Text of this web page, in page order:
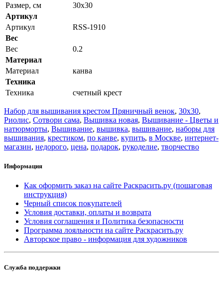
Размер, см
30x30
Артикул
Артикул
RSS-1910
Вес
Вес
0.2
Материал
Материал
канва
Техника
Техника
счетный крест
Набор для вышивания крестом Пряничный венок, 30x30,
Риолис, Сотвори сама, Вышивка новая, Вышивание - Цветы и
натюрморты, Вышивание, вышивка, вышивание, наборы для
вышивания, крестиком, по канве, купить, в Москве, интернет-
магазин, недорого, цена, подарок, рукоделие, творчество
Информация
Как оформить заказ на сайте Раскрасить.ру (пошаговая
инструкция)
Черный список покупателей
Условия доставки, оплаты и возврата
Условия соглашения и Политика безопасности
Программа лояльности на сайте Раскрасить.ру
Авторское право - информация для художников
Служба поддержки